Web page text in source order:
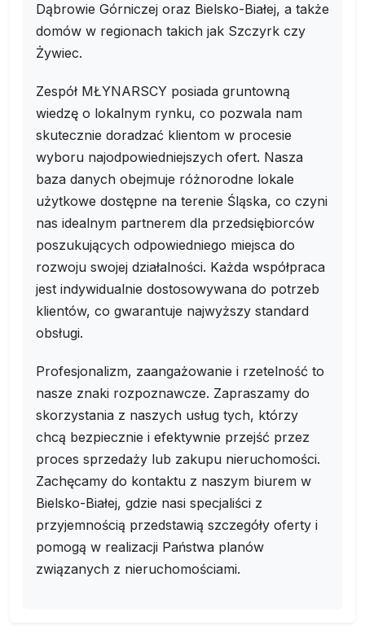
Dąbrowie Górniczej oraz Bielsko-Białej, a także
domów w regionach takich jak Szczyrk czy
Żywiec.
Zespół MŁYNARSCY posiada gruntowną
wiedzę o lokalnym rynku, co pozwala nam
skutecznie doradzać klientom w procesie
wyboru najodpowiedniejszych ofert. Nasza
baza danych obejmuje różnorodne lokale
użytkowe dostępne na terenie Śląska, co czyni
nas idealnym partnerem dla przedsiębiorców
poszukujących odpowiedniego miejsca do
rozwoju swojej działalności. Każda współpraca
jest indywidualnie dostosowywana do potrzeb
klientów, co gwarantuje najwyższy standard
obsługi.
Profesjonalizm, zaangażowanie i rzetelność to
nasze znaki rozpoznawcze. Zapraszamy do
skorzystania z naszych usług tych, którzy
chcą bezpiecznie i efektywnie przejść przez
proces sprzedaży lub zakupu nieruchomości.
Zachęcamy do kontaktu z naszym biurem w
Bielsko-Białej, gdzie nasi specjaliści z
przyjemnością przedstawią szczegóły oferty i
pomogą w realizacji Państwa planów
związanych z nieruchomościami.